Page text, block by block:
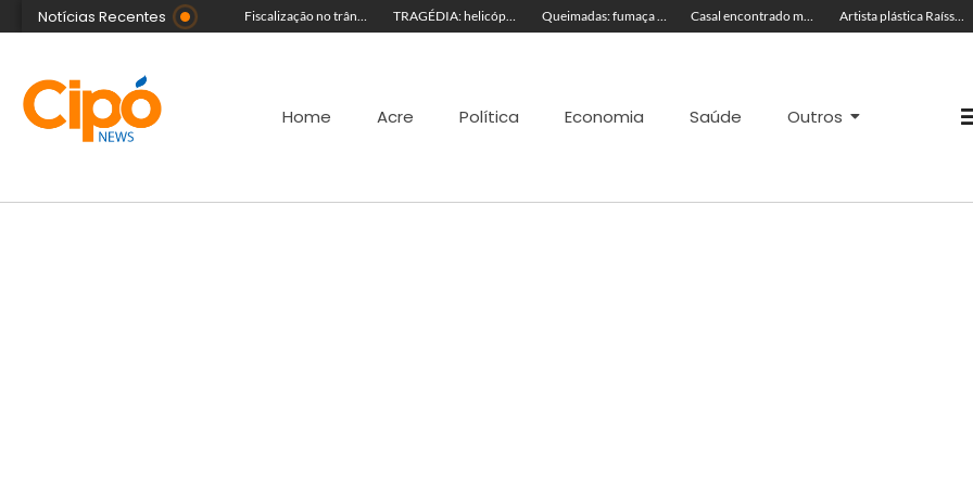
Notícias Recentes
Guida Aquino deixa reitoria da Ufac e publica carta aberta com balanço de gestão Fiscalização no trânsito reduz as autuações por embriaguez ao longo da Expoacre TRAGÉDIA: helicóptero cai e mata quatro pessoas; vítimas eram turistas Queimadas: fumaça invade a pista e prejudica trânsito em Rio Branco Casal encontrado morto em motel estava em banheira Artista plástica Raíssa Alvarenga expõe suas obras na Feira de Negócios do Novenário em Cruzeiro do Sul
Home Acre Política Economia Saúde Outros